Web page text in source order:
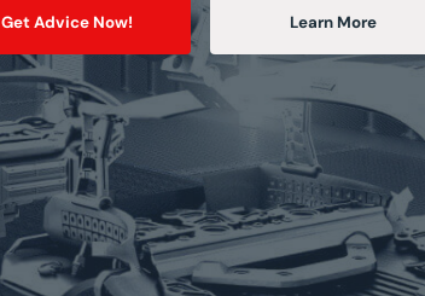
Get Advice Now! Learn More